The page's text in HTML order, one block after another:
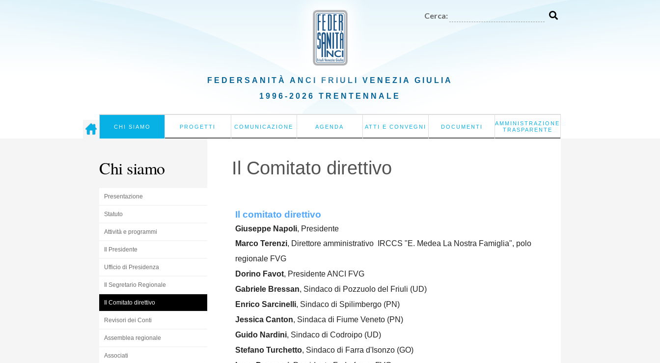
Cerca:
FEDERSANITÀ ANCI FRIULI VENEZIA GIULIA
1996-2026 TRENTENNALE
CHI SIAMO PROGETTI COMUNICAZIONE AGENDA ATTI E CONVEGNI DOCUMENTI
AMMINISTRAZIONE
TRASPARENTE
Chi siamo
Presentazione
Statuto
Attività e programmi
Il Presidente
Ufficio di Presidenza
Il Segretario Regionale
Il Comitato direttivo
Revisori dei Conti
Assemblea regionale
Associati
Il Comitato direttivo
Il comitato direttivo
Giuseppe Napoli, Presidente
Marco Terenzi, Direttore amministrativo IRCCS "E. Medea La Nostra Famiglia", polo
regionale FVG
Dorino Favot, Presidente ANCI FVG
Gabriele Bressan, Sindaco di Pozzuolo del Friuli (UD)
Enrico Sarcinelli, Sindaco di Spilimbergo (PN)
Jessica Canton, Sindaca di Fiume Veneto (PN)
Guido Nardini, Sindaco di Codroipo (UD)
Stefano Turchetto, Sindaco di Farra d'Isonzo (GO)